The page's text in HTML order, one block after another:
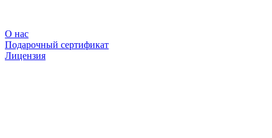
О нас
Подарочный сертификат
Лицензия